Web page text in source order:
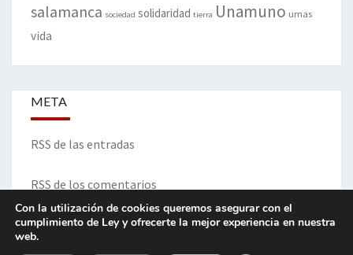
salamanca sociedad solidaridad tierra Unamuno urnas
vida
META
RSS de las entradas
RSS de los comentarios
Con la utilización de cookies queremos asegurar con el
cumplimiento de Ley y ofrecerte la mejor experiencia en nuestra
web.